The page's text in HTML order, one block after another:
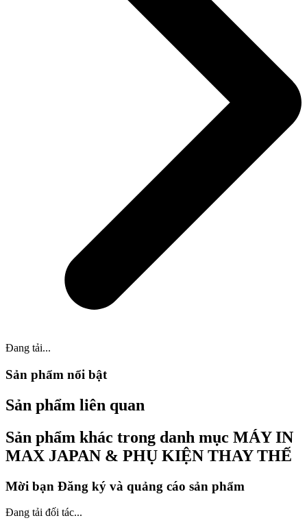
Đang tải...
Sản phẩm nổi bật
Sản phẩm liên quan
Sản phẩm khác trong danh mục MÁY IN
MAX JAPAN & PHỤ KIỆN THAY THẾ
Mời bạn Đăng ký và quảng cáo sản phẩm
Đang tải đối tác...